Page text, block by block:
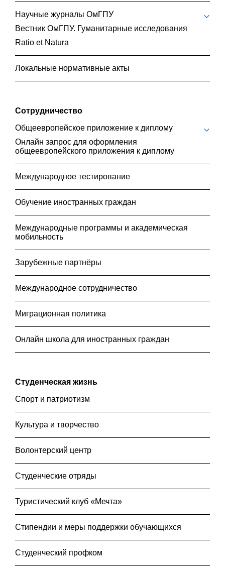
Научные журналы ОмГПУ
Вестник ОмГПУ. Гуманитарные исследования
Ratio et Natura
Локальные нормативные акты
Сотрудничество
Общеевропейское приложение к диплому
Онлайн запрос для оформления
общеевропейского приложения к диплому
Международное тестирование
Обучение иностранных граждан
Международные программы и академическая
мобильность
Зарубежные партнёры
Международное сотрудничество
Миграционная политика
Онлайн школа для иностранных граждан
Студенческая жизнь
Спорт и патриотизм
Культура и творчество
Волонтерский центр
Студенческие отряды
Туристический клуб «Мечта»
Стипендии и меры поддержки обучающихся
Студенческий профком